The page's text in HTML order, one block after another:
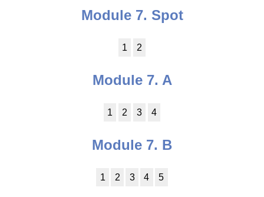
Module 7. Spot
1 2
Module 7. A
1 2 3 4
Module 7. B
1 2 3 4 5